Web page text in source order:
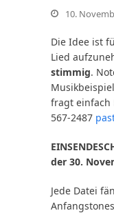
10.
Die Idee ist
Lied
stimmig.
fragt einfach
567-2487
der 30.
Jede Datei